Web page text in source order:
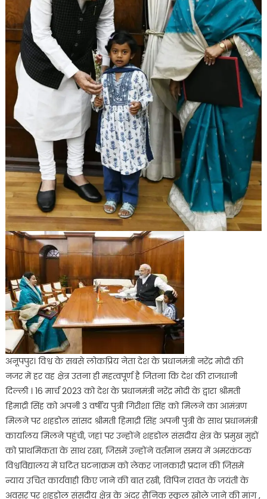
में
अनूपपुर। विश्व के सबसे लोकप्रिय नेता देश के प्रधानमंत्री नरेंद्र मोदी की
नजर में हर वह क्षेत्र उतना ही महत्वपूर्ण है जितना कि देश की राजधानी
दिल्ली । 16 मार्च 2023 को देश के प्रधानमंत्री नरेंद्र मोदी के द्वारा श्रीमती
हिमाद्री सिंह को अपनी 3 वर्षीय पुत्री गिरीशा सिंह को मिलने का आमंत्रण
मिलने पर शहडोल सांसद श्रीमती हिमाद्री सिंह अपनी पुत्री के साथ प्रधानमंत्री
कार्यालय मिलने पहुंची, जहां पर उन्होंने शहडोल संसदीय क्षेत्र के प्रमुख मुद्दों
को प्राथमिकता के साथ रखा, जिसमें उन्होंने वर्तमान समय में अमरकंटक
विश्वविद्यालय में घटित घटनाक्रम को लेकर जानकारी प्रदान की जिसमें
न्याय उचित कार्यवाही किए जाने की बात रखी, विपिन रावत के जयंती के
अवसर पर शहडोल संसदीय क्षेत्र के अंदर सैनिक स्कूल खोले जाने की मांग ,